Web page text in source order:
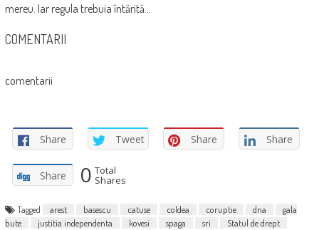
mereu. Iar regula trebuia întărită…
COMENTARII
comentarii
Share Tweet Share Share
Share 0 Total
Shares
Tagged arest basescu catuse coldea coruptie dna
gala
bute
justitia independenta kovesi spaga sri
Statul de drept